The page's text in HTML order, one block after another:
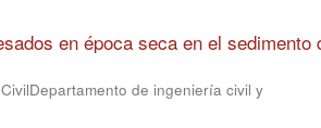
en época seca en el sedimento
de ingeniería civil y